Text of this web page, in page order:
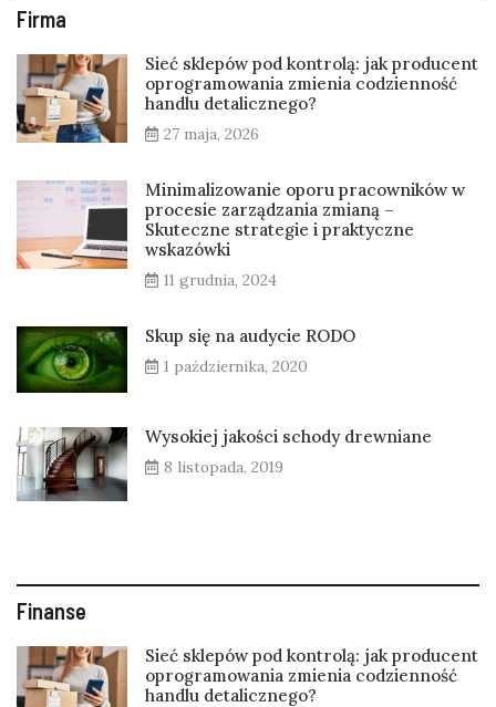
Firma
Sieć sklepów pod kontrolą: jak producent
oprogramowania zmienia codzienność
handlu detalicznego?
27 maja, 2026
Minimalizowanie oporu pracowników w
procesie zarządzania zmianą –
Skuteczne strategie i praktyczne
wskazówki
11 grudnia, 2024
Skup się na audycie RODO
1 października, 2020
Wysokiej jakości schody drewniane
8 listopada, 2019
Finanse
Sieć sklepów pod kontrolą: jak producent
oprogramowania zmienia codzienność
handlu detalicznego?